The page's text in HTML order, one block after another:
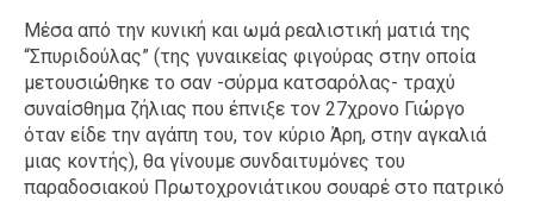
Μέσα από την κυνική και ωμά ρεαλιστική ματιά της
“Σπυριδούλας” (της γυναικείας φιγούρας στην οποία
μετουσιώθηκε το σαν -σύρμα κατσαρόλας- τραχύ
συναίσθημα ζήλιας που έπνιξε τον 27χρονο Γιώργο
όταν είδε την αγάπη του, τον κύριο Άρη, στην αγκαλιά
μιας κοντής), θα γίνουμε συνδαιτυμόνες του
παραδοσιακού Πρωτοχρονιάτικου σουαρέ στο πατρικό